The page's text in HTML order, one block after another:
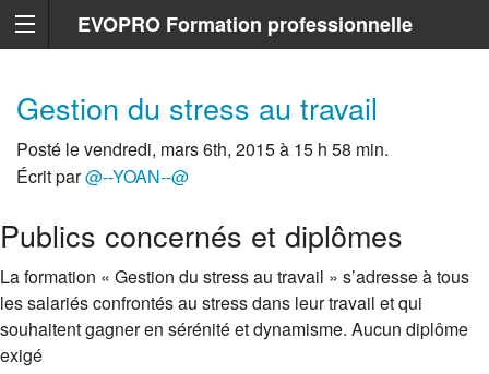
EVOPRO Formation professionnelle
Gestion du stress au travail
Posté le vendredi, mars 6th, 2015 à 15 h 58 min.
Écrit par@--YOAN--@
Publics concernés et diplômes
La formation « Gestion du stress au travail » s’adresse à tous
les salariés confrontés au stress dans leur travail et qui
souhaitent gagner en sérénité et dynamisme. Aucun diplôme
exigé